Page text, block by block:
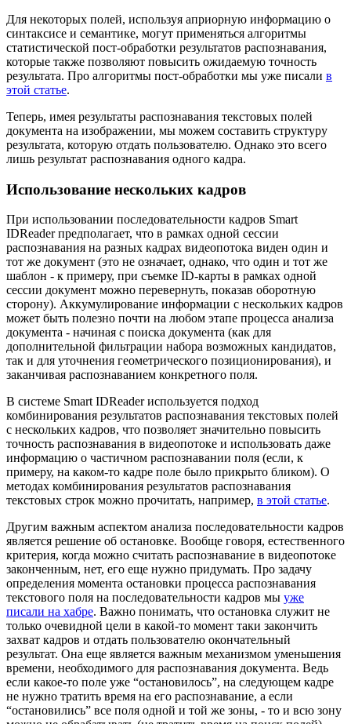
Для некоторых полей, используя априорную информацию о
синтаксисе и семантике, могут применяться алгоритмы
статистической пост-обработки результатов распознавания,
которые также позволяют повысить ожидаемую точность
результата. Про алгоритмы пост-обработки мы уже писали в
этой статье.
Теперь, имея результаты распознавания текстовых полей
документа на изображении, мы можем составить структуру
результата, которую отдать пользователю. Однако это всего
лишь результат распознавания одного кадра.
Использование нескольких кадров
При использовании последовательности кадров Smart
IDReader предполагает, что в рамках одной сессии
распознавания на разных кадрах видеопотока виден один и
тот же документ (это не означает, однако, что один и тот же
шаблон - к примеру, при съемке ID-карты в рамках одной
сессии документ можно перевернуть, показав оборотную
сторону). Аккумулирование информации с нескольких кадров
может быть полезно почти на любом этапе процесса анализа
документа - начиная с поиска документа (как для
дополнительной фильтрации набора возможных кандидатов,
так и для уточнения геометрического позиционирования), и
заканчивая распознаванием конкретного поля.
В системе Smart IDReader используется подход
комбинирования результатов распознавания текстовых полей
с нескольких кадров, что позволяет значительно повысить
точность распознавания в видеопотоке и использовать даже
информацию о частичном распознавании поля (если, к
примеру, на каком-то кадре поле было прикрыто бликом). О
методах комбинирования результатов распознавания
текстовых строк можно прочитать, например, в этой статье.
Другим важным аспектом анализа последовательности кадров
является решение об остановке. Вообще говоря, естественного
критерия, когда можно считать распознавание в видеопотоке
законченным, нет, его еще нужно придумать. Про задачу
определения момента остановки процесса распознавания
текстового поля на последовательности кадров мы уже
писали на хабре. Важно понимать, что остановка служит не
только очевидной цели в какой-то момент таки закончить
захват кадров и отдать пользователю окончательный
результат. Она еще является важным механизмом уменьшения
времени, необходимого для распознавания документа. Ведь
если какое-то поле уже “остановилось”, на следующем кадре
не нужно тратить время на его распознавание, а если
“остановились” все поля одной и той же зоны, - то и всю зону